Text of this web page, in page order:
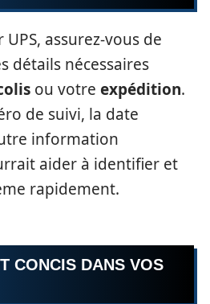
assurez-vous de
détails nécessaires
ou votre expédition.
de suivi, la date
information
aider à identifier et
rapidement.
CONCIS DANS VOS